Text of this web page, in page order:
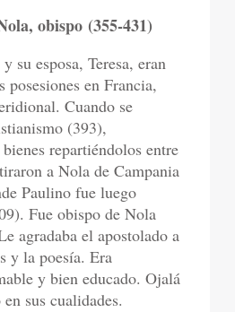
obispo (355-431)
su esposa, Teresa, eran
posesiones en Francia,
Cuando se
(393),
repartiéndolos entre
a Nola de Campania
Paulino fue luego
Fue obispo de Nola
agradaba el apostolado a
y la poesía. Era
y bien educado. Ojalá
sus cualidades.